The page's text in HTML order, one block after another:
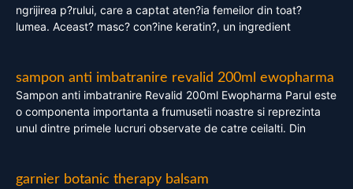
ngrijirea p?rului, care a captat aten?ia femeilor din toat?
lumea. Aceast? masc? con?ine keratin?, un ingredient
sampon anti imbatranire revalid 200ml ewopharma
Sampon anti imbatranire Revalid 200ml Ewopharma Parul este
o componenta importanta a frumusetii noastre si reprezinta
unul dintre primele lucruri observate de catre ceilalti. Din
garnier botanic therapy balsam